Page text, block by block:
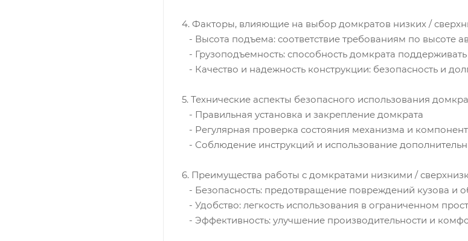
4. Факторы, влияющие на выбор домкратов низких /
- Высота подъема: соответствие требованиям по высоте
- Грузоподъемность: способность домкрата
- Качество и надежность конструкции: безопасность и
5. Технические аспекты безопасного использования
- Правильная установка и закрепление домкрата
- Регулярная проверка состояния механизма и
- Соблюдение инструкций и использование
6. Преимущества работы с домкратами низкими /
- Безопасность: предотвращение повреждений кузова и
- Удобство: легкость использования в ограниченном
- Эффективность: улучшение производительности и